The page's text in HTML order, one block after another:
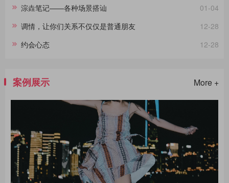
01-04
淙垚笔记——各种场景搭讪
12-28
调情，让你们关系不仅仅是普通朋友
12-28
约会心态
案例展示 More +